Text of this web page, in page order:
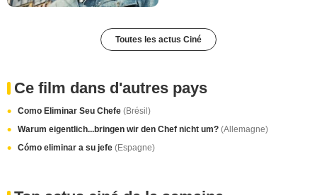
Toutes les actus Ciné
Ce film dans d'autres pays
Como Eliminar Seu Chefe (Brésil)
Warum eigentlich...bringen wir den Chef nicht um? (Allemagne)
Cómo eliminar a su jefe (Espagne)